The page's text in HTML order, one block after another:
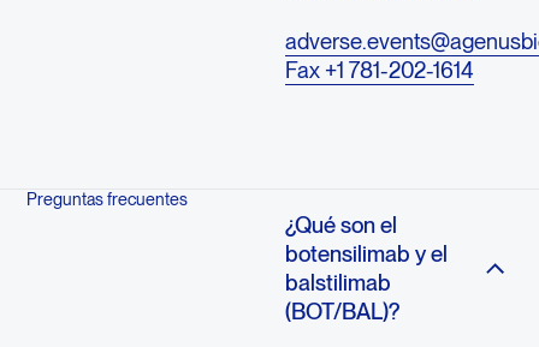
Fax +1 781-202-1614
Preguntas frecuentes
¿Qué son el
botensilimab y el
balstilimab
(BOT/BAL)?